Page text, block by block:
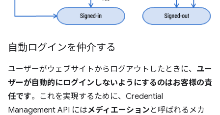
自動ログインを仲介する
ユーザーがウェブサイトからログアウトしたときに、 ユー
ザーが自動的にログインしないようにするのはお客様の責
任です。これを実現するために、Credential
Management API にはメディエーション と呼ばれるメカ